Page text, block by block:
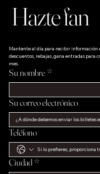
Hazte fan
Mantente al día para recibir información
descuentos, rebajas, gana entradas para
mes.
Su nombre *
Su correo electrónico
Teléfono
Ciudad *